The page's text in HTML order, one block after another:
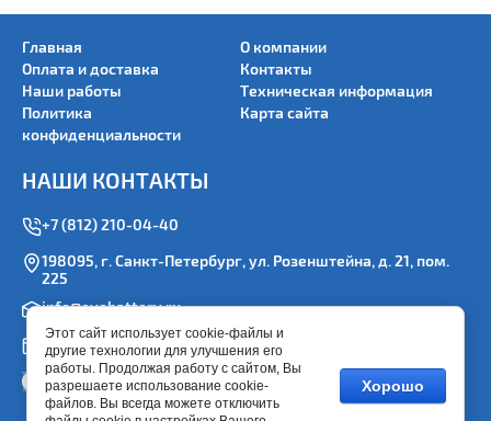
Главная
О компании
Оплата и доставка
Контакты
Наши работы
Техническая информация
Политика
конфиденциальности
Карта сайта
НАШИ КОНТАКТЫ
+7 (812) 210-04-40
198095, г. Санкт-Петербург, ул. Розенштейна, д. 21, пом.
225
info@evobattery.ru
Пн.-Пт. 9:00-18:00
Этот сайт использует cookie-файлы и
другие технологии для улучшения его
работы. Продолжая работу с сайтом, Вы
разрешаете использование cookie-
файлов. Вы всегда можете отключить
Хорошо